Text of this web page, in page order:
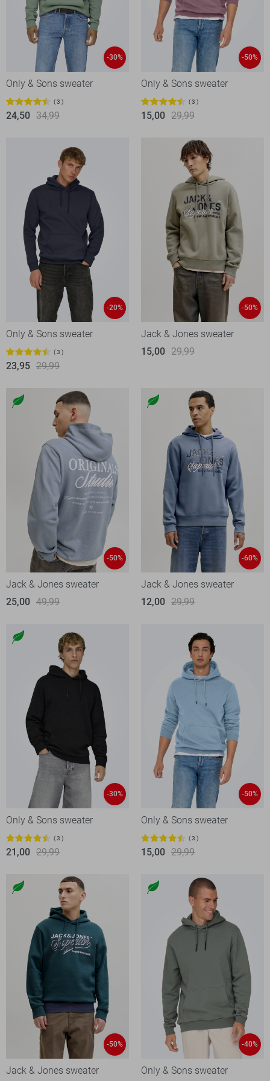
-30%
Only & Sons sweater
3
24,50 34,99
-50%
Only & Sons sweater
3
15,00 29,99
-20%
Only & Sons sweater
3
23,95 29,99
-50%
Jack & Jones sweater
15,00 29,99
-50%
Jack & Jones sweater
25,00 49,99
-60%
Jack & Jones sweater
12,00 29,99
-30%
Only & Sons sweater
3
21,00 29,99
-50%
Only & Sons sweater
3
15,00 29,99
-50%
Jack & Jones sweater
-40%
Only & Sons sweater